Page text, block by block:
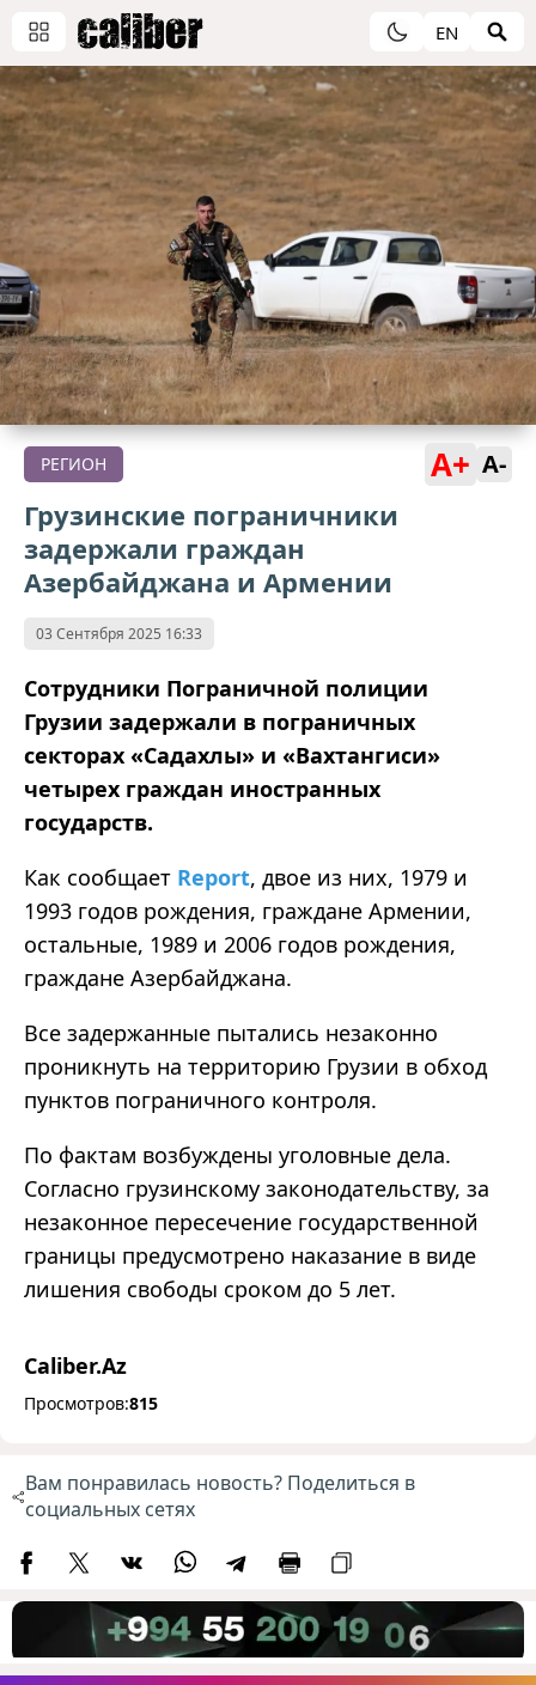
EN
РЕГИОН A+ A-
Грузинские пограничники
задержали граждан
Азербайджана и Армении
03 Сентября 2025 16:33
Сотрудники Пограничной полиции
Грузии задержали в пограничных
секторах «Садахлы» и «Вахтангиси»
четырех граждан иностранных
государств.
Как сообщает Report, двое из них, 1979 и
1993 годов рождения, граждане Армении,
остальные, 1989 и 2006 годов рождения,
граждане Азербайджана.
Все задержанные пытались незаконно
проникнуть на территорию Грузии в обход
пунктов пограничного контроля.
По фактам возбуждены уголовные дела.
Согласно грузинскому законодательству, за
незаконное пересечение государственной
границы предусмотрено наказание в виде
лишения свободы сроком до 5 лет.
Caliber.Az
Просмотров:815
Вам понравилась новость? Поделиться в
социальных сетях